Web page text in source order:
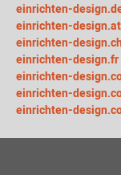
einrichten-
einrichten-design.at
einrichten-
einrichten-design.fr
einrichten-
einrichten-
einrichten-